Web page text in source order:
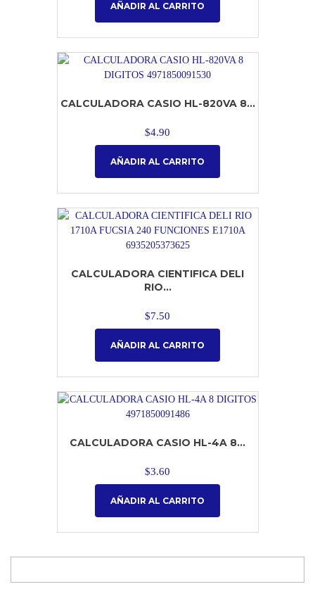
AÑADIR AL CARRITO
CALCULADORA CASIO HL-820VA 8...
$4.90
AÑADIR AL CARRITO
CALCULADORA CIENTIFICA DELI
RIO...
$7.50
AÑADIR AL CARRITO
CALCULADORA CASIO HL-4A 8...
$3.60
AÑADIR AL CARRITO